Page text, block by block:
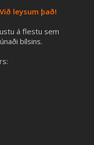
Við leysum það!
á flestu sem
bílsins.